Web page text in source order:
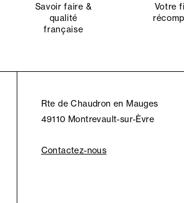
Savoir faire &
qualité
française
Votre
Rte de Chaudron en Mauges
49110 Montrevault-sur-Èvre
Contactez-nous